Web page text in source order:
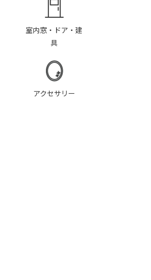
室内窓・ドア・建
具
アクセサリー